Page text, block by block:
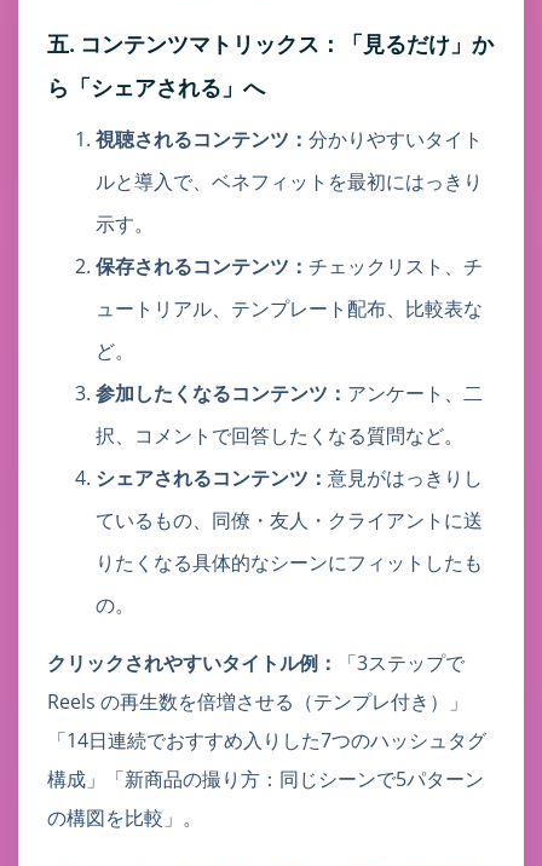
五. コンテンツマトリックス：「見るだけ」か
ら「シェアされる」へ
視聴されるコンテンツ： 分かりやすいタイト
ルと導入で、ベネフィットを最初にはっきり
示す。
保存されるコンテンツ： チェックリスト、チ
ュートリアル、テンプレート配布、比較表な
ど。
参加したくなるコンテンツ： アンケート、二
択、コメントで回答したくなる質問など。
シェアされるコンテンツ： 意見がはっきりし
ているもの、同僚・友人・クライアントに送
りたくなる具体的なシーンにフィットしたも
の。
クリックされやすいタイトル例：
「3ステップで
Reels の再生数を倍増させる（テンプレ付き）」
「14日連続でおすすめ入りした7つのハッシュタグ
構成」「新商品の撮り方：同じシーンで5パターン
の構図を比較」。